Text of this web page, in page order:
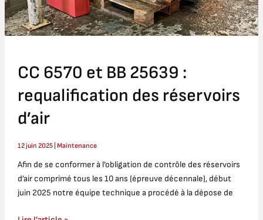
CC 6570 et BB 25639 :
requalification des réservoirs
d’air
12 juin 2025 Maintenance
Afin de se conformer à l’obligation de contrôle des réservoirs
d’air comprimé tous les 10 ans (épreuve décennale), début
juin 2025 notre équipe technique a procédé à la dépose de
réservoirs
d’air